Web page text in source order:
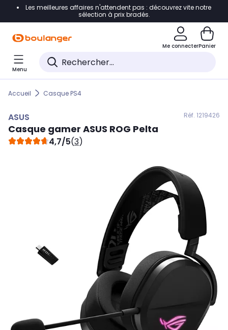
Accéder directement à la navigation
Accéder directement au pied de page
Accéder directement au chatbot
Les meilleures affaires n'attendent pas : découvrez vite notre
sélection à prix bradés.
Me connecterPanier
Menu
Accueil Casque PS4
ASUS Réf. 1219426
Casque gamer ASUS ROG Pelta
4,7/5(3)